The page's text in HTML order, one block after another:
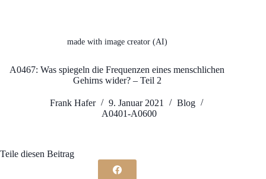
made with image creator (AI)
A0467: Was spiegeln die Frequenzen eines menschlichen
Gehirns wider? – Teil 2
Frank Hafer 9. Januar 2021
Blog
A0401-A0600
Teile diesen Beitrag